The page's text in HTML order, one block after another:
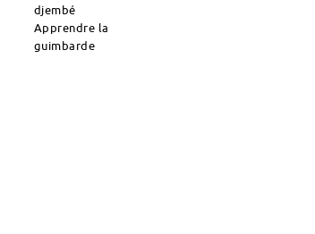
djembé
Apprendre la
guimbarde